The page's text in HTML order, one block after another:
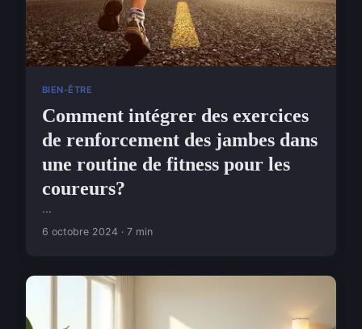
BIEN-ÊTRE
Comment intégrer des exercices
de renforcement des jambes dans
une routine de fitness pour les
coureurs?
...
6 octobre 2024 · 7 min